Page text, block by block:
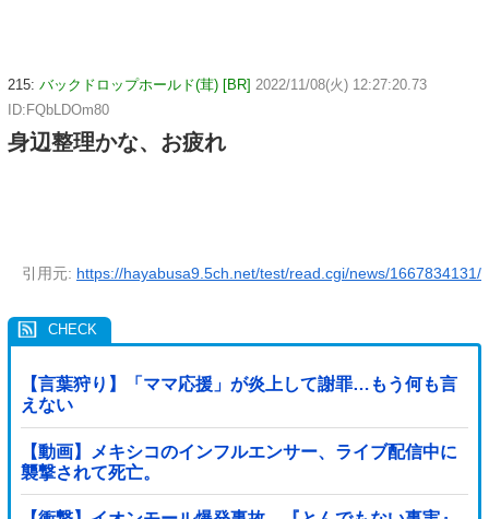
215: バックドロップホールド(茸) [BR] 2022/11/08(火) 12:27:20.73
ID:FQbLDOm80
身辺整理かな、お疲れ
引用元: https://hayabusa9.5ch.net/test/read.cgi/news/1667834131/
【言葉狩り】「ママ応援」が炎上して謝罪…もう何も言
えない
【動画】メキシコのインフルエンサー、ライブ配信中に
襲撃されて死亡。